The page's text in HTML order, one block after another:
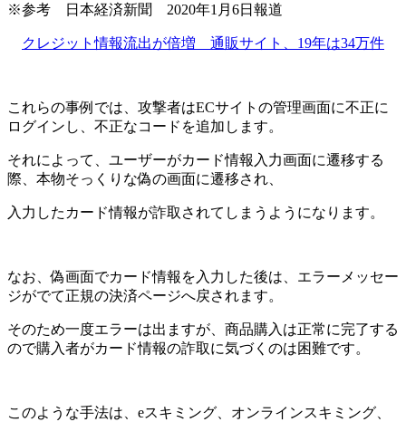
※参考 日本経済新聞 2020年1月6日報道
クレジット情報流出が倍増 通販サイト、19年は34万件
これらの事例では、攻撃者はECサイトの管理画面に不正に
ログインし、不正なコードを追加します。
それによって、ユーザーがカード情報入力画面に遷移する
際、本物そっくりな偽の画面に遷移され、
入力したカード情報が詐取されてしまうようになります。
なお、偽画面でカード情報を入力した後は、エラーメッセー
ジがでて正規の決済ページへ戻されます。
そのため一度エラーは出ますが、商品購入は正常に完了する
ので購入者がカード情報の詐取に気づくのは困難です。
このような手法は、eスキミング、オンラインスキミング、